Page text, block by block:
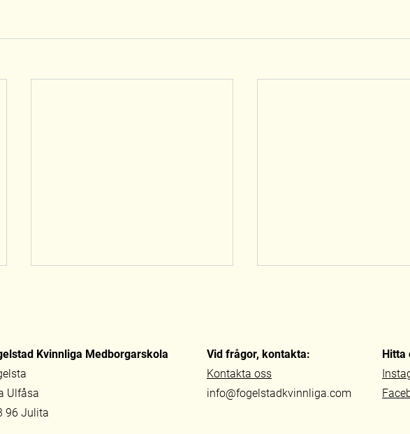
demokratiskola för unga på
Rebellbrodöserna på
Kvinnliga Medborgarskola
Ulfåsa
96 Julita
Vid frågor, kontakta:
Kontakta oss
info@fogelstadkvinnliga.com
Hitta